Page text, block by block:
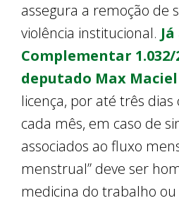
assegura a remoção de
violência institucional.
Complementar 1.032/
deputado Max Maciel
licença, por até três dias
cada mês, em caso de
associados ao fluxo
menstrual” deve ser
medicina do trabalho ou